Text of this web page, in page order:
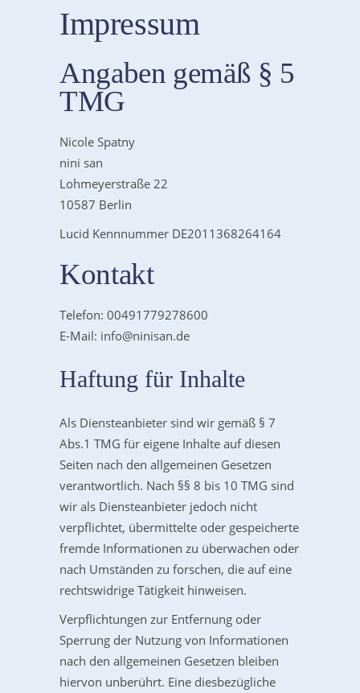
Impressum
Angaben gemäß § 5
TMG
Nicole Spatny
nini san
Lohmeyerstraße 22
10587 Berlin
Lucid Kennnummer DE2011368264164
Kontakt
Telefon: 00491779278600
E-Mail: info@ninisan.de
Haftung für Inhalte
Als Diensteanbieter sind wir gemäß § 7
Abs.1 TMG für eigene Inhalte auf diesen
Seiten nach den allgemeinen Gesetzen
verantwortlich. Nach §§ 8 bis 10 TMG sind
wir als Diensteanbieter jedoch nicht
verpflichtet, übermittelte oder gespeicherte
fremde Informationen zu überwachen oder
nach Umständen zu forschen, die auf eine
rechtswidrige Tätigkeit hinweisen.
Verpflichtungen zur Entfernung oder
Sperrung der Nutzung von Informationen
nach den allgemeinen Gesetzen bleiben
hiervon unberührt. Eine diesbezügliche